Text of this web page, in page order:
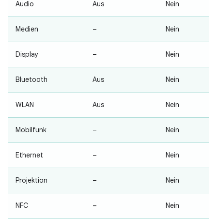
Audio Aus Nein
Medien – Nein
Display – Nein
Bluetooth Aus Nein
WLAN Aus Nein
Mobilfunk – Nein
Ethernet – Nein
Projektion – Nein
NFC – Nein